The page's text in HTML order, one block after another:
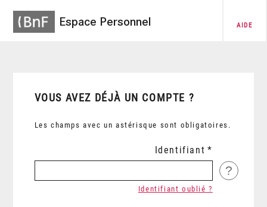
Espace Personnel AIDE
VOUS AVEZ DÉJÀ UN COMPTE ?
Les champs avec un astérisque sont obligatoires.
Identifiant
?
Identifiant oublié ?